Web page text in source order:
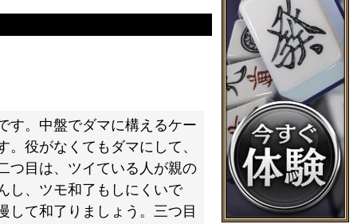
。中盤でダマに構えるケー
役がなくてもダマにして、
つ目は、ツイている人が親の
し、ツモ和了もしにくいで
して和了りましょう。三つ目